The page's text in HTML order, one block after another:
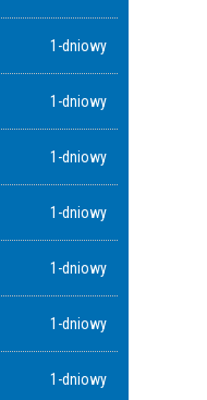
1-dniowy
1-dniowy
1-dniowy
1-dniowy
1-dniowy
1-dniowy
1-dniowy